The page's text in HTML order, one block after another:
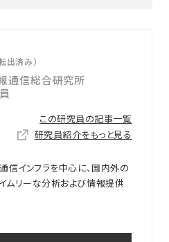
出済み）
通信総合研究所
この研究員の記事一覧
研究員紹介をもっと見る
信インフラを中心に、国内外の
ムリーな分析および情報提供